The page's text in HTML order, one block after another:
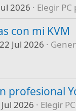
2026 Elegir
con mi KVM
22 Jul 2026
profesional
2026 Elegir